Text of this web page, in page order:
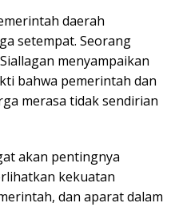
daerah
setempat. Seorang
menyampaikan
bahwa pemerintah dan
merasa tidak sendirian
akan pentingnya
kekuatan
dan aparat dalam